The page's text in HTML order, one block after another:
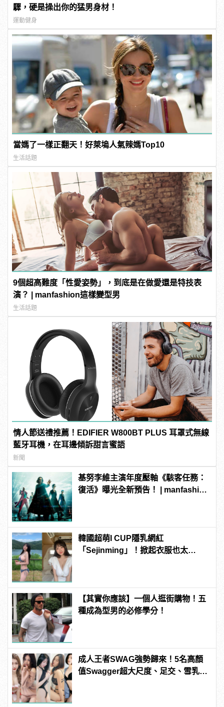
驟，硬是操出你的猛男身材！
運動健身
當媽了一樣正翻天！好萊塢人氣辣媽Top10
生活話題
9個超高難度「性愛姿勢」，到底是在做愛還是特技表
演？ | manfashion這樣變型男
生活話題
情人節送禮推薦！EDIFIER W800BT PLUS 耳罩式無線
藍牙耳機，在耳邊傾訴甜言蜜語
新聞
基努李維主演年度壓軸《駭客任務：
復活》曝光全新預告！ | manfashion
韓國超萌I CUP隱乳網紅
「Sejinming」！掀起衣服也太
【其實你應該】一個人逛街購物！五
種成為型男的必修學分！
成人王者SWAG強勢歸來！5名高顏
值Swagger超大尺度、足交、雪乳、